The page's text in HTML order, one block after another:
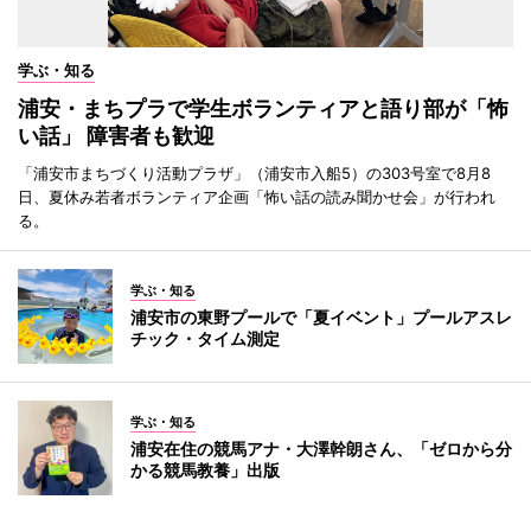
学ぶ・知る
浦安・まちプラで学生ボランティアと語り部が「怖
い話」 障害者も歓迎
「浦安市まちづくり活動プラザ」（浦安市入船5）の303号室で8月8
日、夏休み若者ボランティア企画「怖い話の読み聞かせ会」が行われ
る。
学ぶ・知る
浦安市の東野プールで「夏イベント」プールアスレ
チック・タイム測定
学ぶ・知る
浦安在住の競馬アナ・大澤幹朗さん、「ゼロから分
かる競馬教養」出版